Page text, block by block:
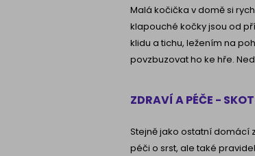
Malá kočička v domě si
klapouché kočky jsou od
klidu a tichu, ležením na
povzbuzovat ho ke hře.
ZDRAVÍ A PÉČE -
Stejně jako ostatní domácí
péči o srst, ale také